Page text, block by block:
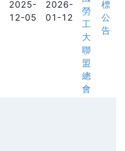
2025-
12-05
2026-
01-12
勞
工
大
聯
盟
總
會
標
公
告